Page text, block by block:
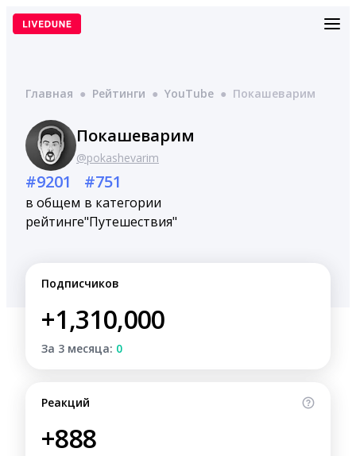
Перейти
Главная ● Рейтинги ● YouTube ● Покашеварим
Покашеварим
@pokashevarim
#9201
в общем
рейтинге
#751
в категории
"Путешествия"
Подписчиков
+1,310,000
За 3 месяца: 0
Реакций
+888